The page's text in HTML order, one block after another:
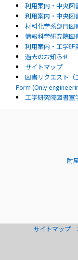
利用案内・中央図
利用案内・中央図
材料化学系部門図
情報科学研究院図
利用案内・工学研
過去のお知らせ
サイトマップ
図書リクエスト
Form (Only
工学研究院図書室
附
サイトマップ